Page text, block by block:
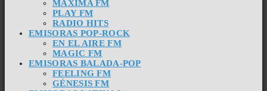
MÁXIMA FM
PLAY FM
RADIO HITS
EMISORAS POP-ROCK
EN EL AIRE FM
MAGIC FM
EMISORAS BALADA-POP
FEELING FM
GÉNESIS FM